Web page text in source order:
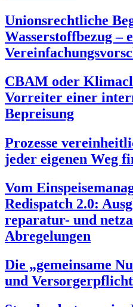
Unionsrechtliche
Wasserstoffbezug –
CBAM oder
Vorreiter einer
Bepreisung
Prozesse
jeder eigenen Weg
Vom
Redispatch 2.0:
reparatur- und
Abregelungen
Die „gemeinsame
und